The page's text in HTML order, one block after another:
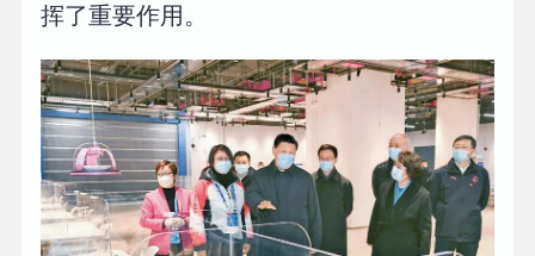
挥了重要作用。